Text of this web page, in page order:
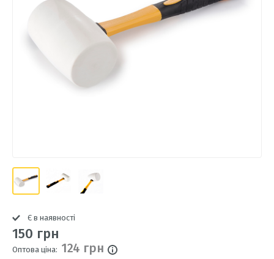
Є в наявності
150 грн
Оптова ціна: 124 грн